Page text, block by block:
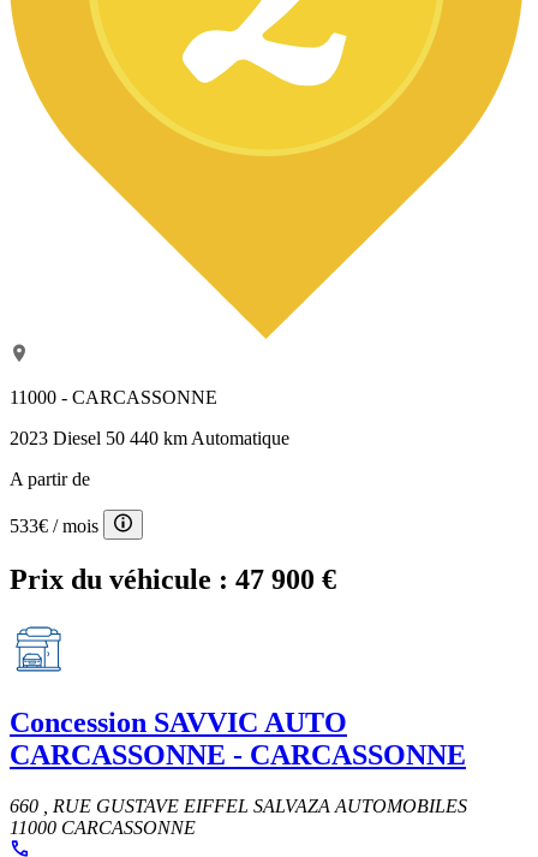
11000 - CARCASSONNE
2023 Diesel 50 440 km Automatique
A partir de
533€ / mois
Prix du véhicule : 47 900 €
Concession SAVVIC AUTO
CARCASSONNE - CARCASSONNE
660 , RUE GUSTAVE EIFFEL SALVAZA AUTOMOBILES
11000 CARCASSONNE